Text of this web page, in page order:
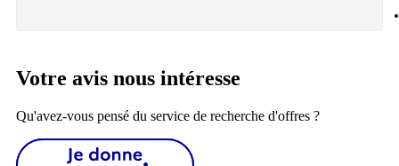
Votre avis nous intéresse
Qu'avez-vous pensé du service de recherche d'offres ?